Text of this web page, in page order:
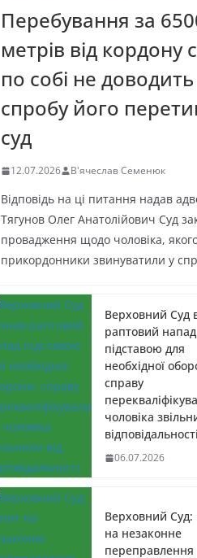
Перебування за
метрів від кордону
по собі не доводить
спробу його
суд
12.07.2026 В'ячеслав Семенюк
Відповідь на ці питання надав
Тягунов Олег Анатолійович Суд
провадження щодо чоловіка,
прикордонники звинуватили у
Верховний Суд
раптовий напад
підставою для
необхідної
справу
чоловіка
відповідальності
06.07.2026
Верховний Суд:
на незаконне
переправлення